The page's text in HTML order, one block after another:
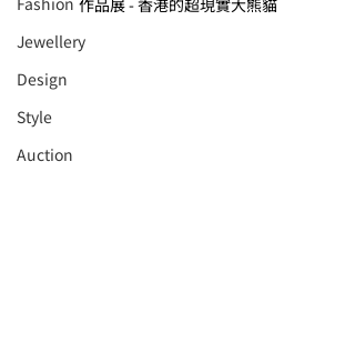
⁠⁠Jewellery
Design
Style
Auction
作品展 - 香港的超現實大熊貓